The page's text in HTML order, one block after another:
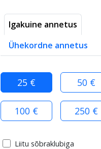
Igakuine annetus
Ühekordne annetus
25 € 50 €
100 € 250 €
Liitu sõbraklubiga